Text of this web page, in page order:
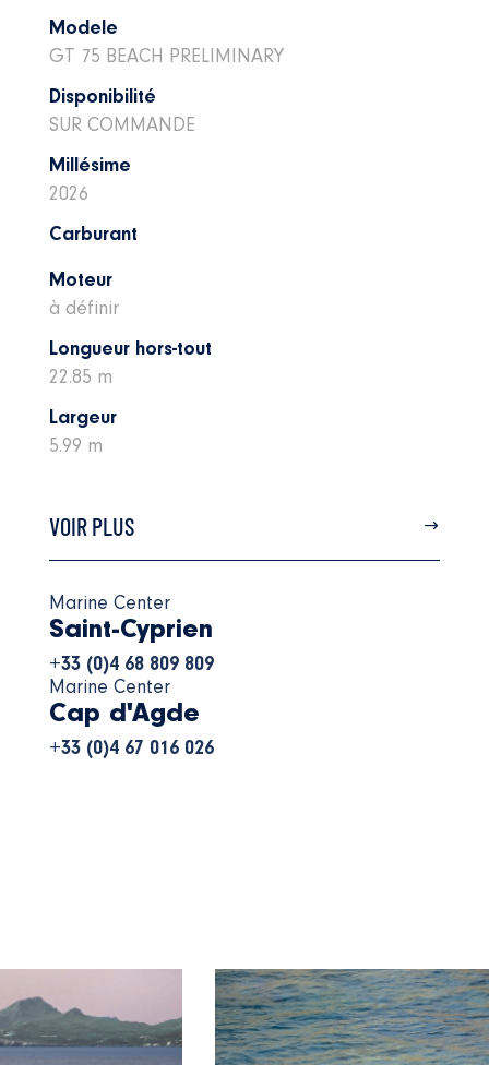
Modele
GT 75 BEACH PRELIMINARY
Disponibilité
SUR COMMANDE
Millésime
2026
Carburant
Moteur
à définir
Longueur hors-tout
22.85 m
Largeur
5.99 m
VOIR PLUS
Marine Center
Saint-Cyprien
+33 (0)4 68 809 809
Marine Center
Cap d'Agde
+33 (0)4 67 016 026